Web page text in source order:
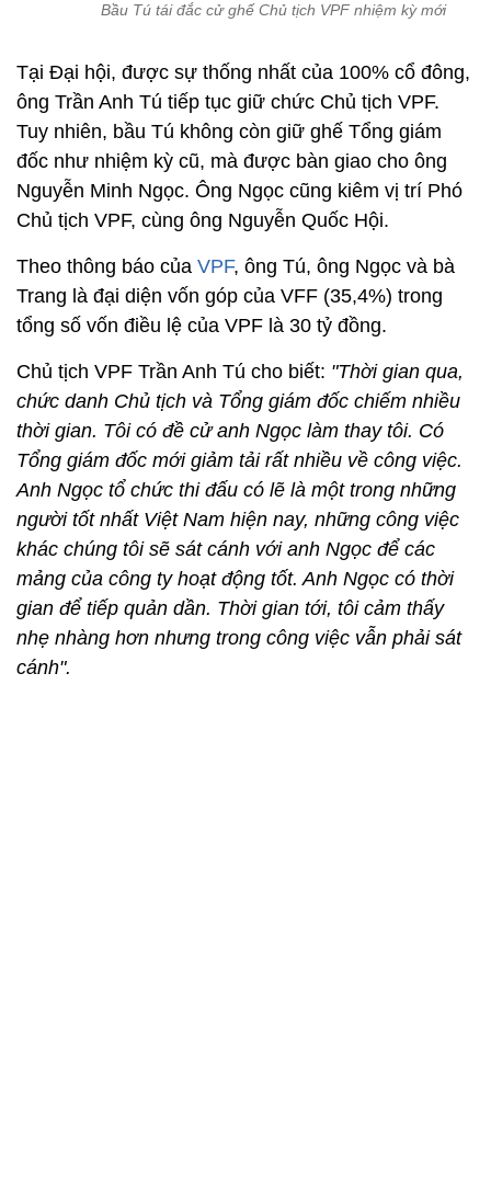
Bầu Tú tái đắc cử ghế Chủ tịch VPF nhiệm kỳ mới
Tại Đại hội, được sự thống nhất của 100% cổ đông,
ông Trần Anh Tú tiếp tục giữ chức Chủ tịch VPF.
Tuy nhiên, bầu Tú không còn giữ ghế Tổng giám
đốc như nhiệm kỳ cũ, mà được bàn giao cho ông
Nguyễn Minh Ngọc. Ông Ngọc cũng kiêm vị trí Phó
Chủ tịch VPF, cùng ông Nguyễn Quốc Hội.
Theo thông báo của VPF, ông Tú, ông Ngọc và bà
Trang là đại diện vốn góp của VFF (35,4%) trong
tổng số vốn điều lệ của VPF là 30 tỷ đồng.
Chủ tịch VPF Trần Anh Tú cho biết: "Thời gian qua,
chức danh Chủ tịch và Tổng giám đốc chiếm nhiều
thời gian. Tôi có đề cử anh Ngọc làm thay tôi. Có
Tổng giám đốc mới giảm tải rất nhiều về công việc.
Anh Ngọc tổ chức thi đấu có lẽ là một trong những
người tốt nhất Việt Nam hiện nay, những công việc
khác chúng tôi sẽ sát cánh với anh Ngọc để các
mảng của công ty hoạt động tốt. Anh Ngọc có thời
gian để tiếp quản dần. Thời gian tới, tôi cảm thấy
nhẹ nhàng hơn nhưng trong công việc vẫn phải sát
cánh".